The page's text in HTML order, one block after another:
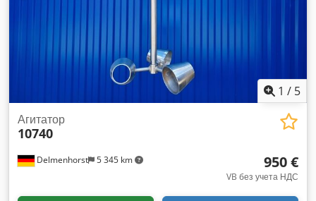
1 / 5
Delmenhorst 5 345 km
Агитатор
10740
950 €
VB без учета НДС